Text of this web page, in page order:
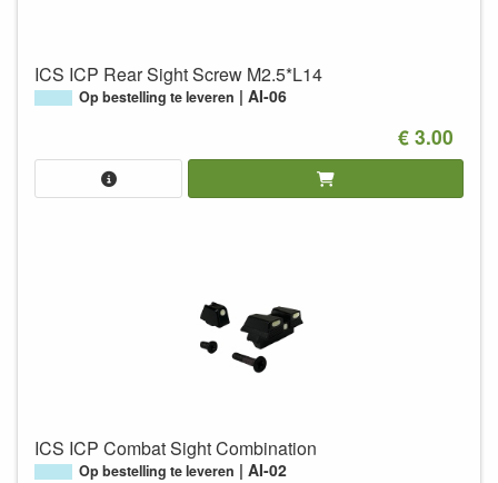
ICS ICP Rear Sight Screw M2.5*L14
Op bestelling te leveren AI-06
€ 3.00
ICS ICP Combat Sight Combination
Op bestelling te leveren AI-02